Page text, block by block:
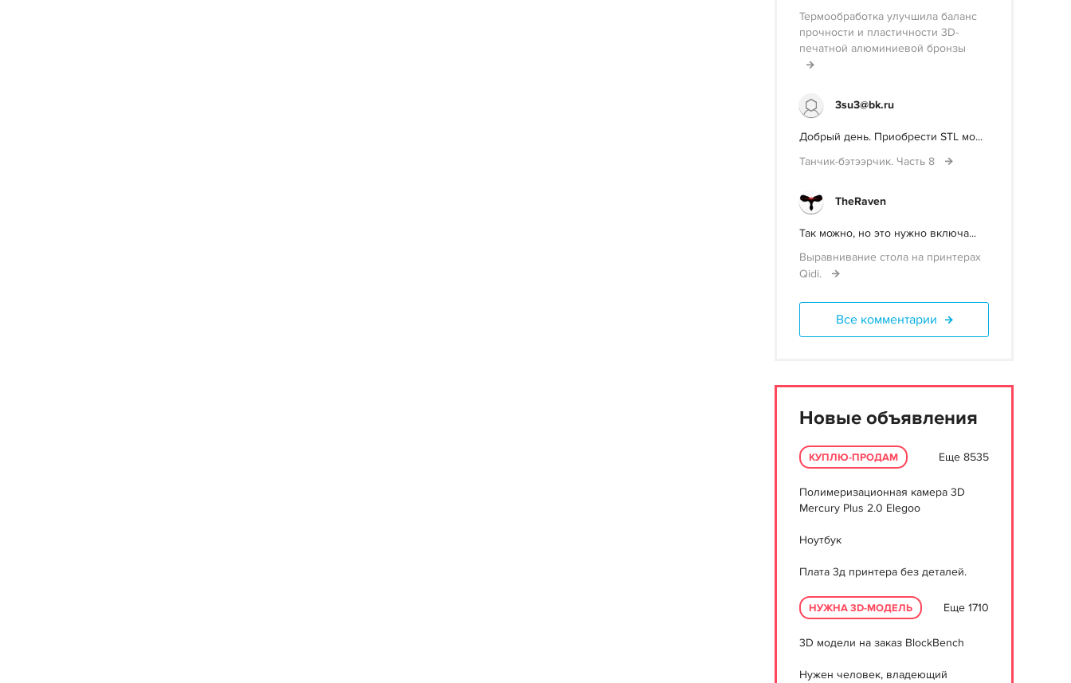
Термообработка улучшила баланс
прочности и пластичности 3D-
печатной алюминиевой бронзы
3su3@bk.ru
Добрый день. Приобрести STL мо...
Танчик-бэтээрчик. Часть 8
TheRaven
Так можно, но это нужно включа...
Выравнивание стола на принтерах
Qidi.
Все комментарии
Новые объявления
КУПЛЮ-ПРОДАМ Еще 8535
Полимеризационная камера 3D
Mercury Plus 2.0 Elegoo
Ноутбук
Плата 3д принтера без деталей.
НУЖНА 3D-МОДЕЛЬ Еще 1710
3D модели на заказ BlockBench
Нужен человек, владеющий